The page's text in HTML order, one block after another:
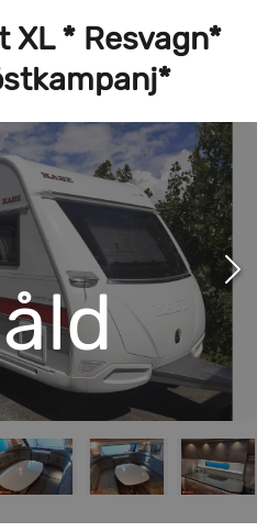
XL * Resvagn*